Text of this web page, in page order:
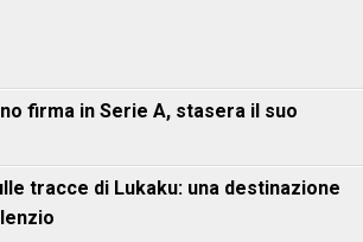
firma in Serie A, stasera il suo
tracce di Lukaku: una destinazione